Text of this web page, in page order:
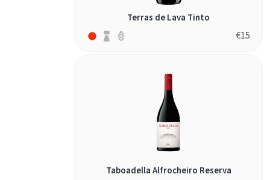
Terras de Lava Tinto
€15
Taboadella Alfrocheiro Reserva